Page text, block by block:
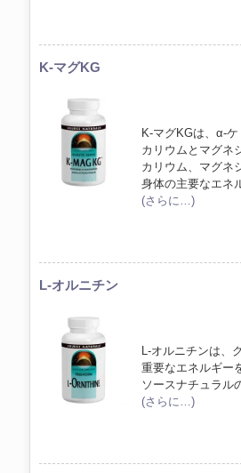
K-マグKG
K-マグKGは、α-
カリウムとマグネ
カリウム、マグネ
身体の主要なエネ
(さらに…)
L-オルニチン
L-オルニチンは、
重要なエネルギー
ソースナチュラル
(さらに…)